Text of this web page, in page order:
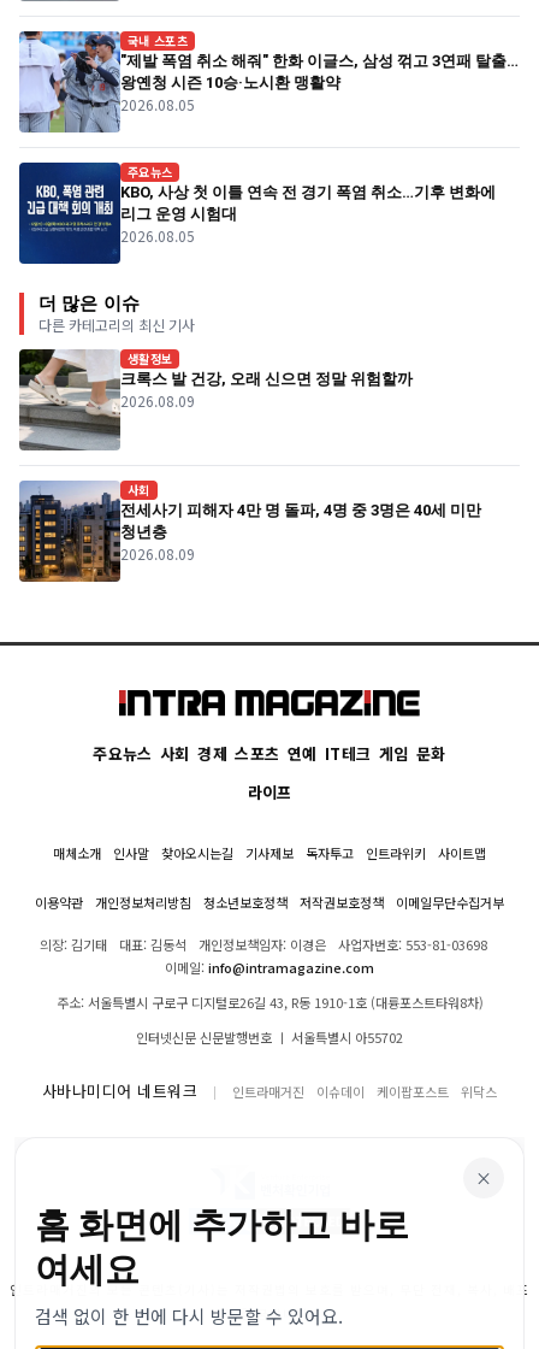
국내 스포츠
"제발 폭염 취소 해줘" 한화 이글스, 삼성 꺾고 3연패 탈출…
왕옌청 시즌 10승·노시환 맹활약
2026.08.05
주요뉴스
KBO, 사상 첫 이틀 연속 전 경기 폭염 취소…기후 변화에
리그 운영 시험대
2026.08.05
더 많은 이슈
다른 카테고리의 최신 기사
생활정보
크록스 발 건강, 오래 신으면 정말 위험할까
2026.08.09
사회
전세사기 피해자 4만 명 돌파, 4명 중 3명은 40세 미만
청년층
2026.08.09
주요뉴스 사회 경제 스포츠 연예 IT테크 게임 문화
라이프
매체소개 인사말 찾아오시는길 기사제보 독자투고 인트라위키 사이트맵
이용약관 개인정보처리방침 청소년보호정책 저작권보호정책 이메일무단수집거부
의장: 김기태 대표: 김동석 개인정보책임자: 이경은
사업자번호: 553-81-03698
이메일:info@intramagazine.com
주소: 서울특별시 구로구 디지털로26길 43, R동 1910-1호 (대륭포스트타워8차)
인터넷신문 신문발행번호 ㅣ 서울특별시 아55702
사바나미디어 네트워크 인트라매거진 이슈데이 케이팝포스트 위닥스
인트라매거진의 모든 콘텐츠(기사)는 저작권법의 보호를 받으며, 무단 전재, 복사, 배포
등을 금합니다.
×
홈 화면에 추가하고 바로
여세요
검색 없이 한 번에 다시 방문할 수 있어요.